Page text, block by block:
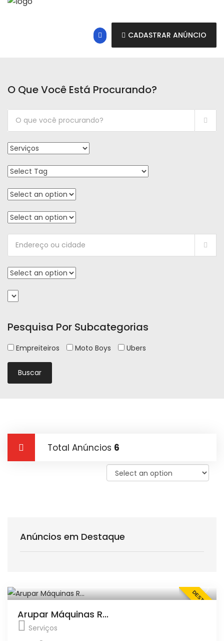
CADASTRAR ANÚNCIO
O Que Você Está Procurando?
Pesquisa Por Subcategorias
Empreiteiros Moto Boys Ubers
Total Anúncios 6
Anúncios em Destaque
DESTAQUE
Arupar Máquinas R...
Serviços